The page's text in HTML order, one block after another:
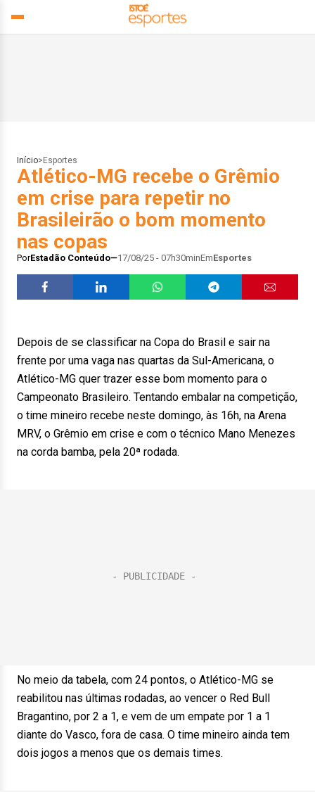
Início> Esportes
Atlético-MG recebe o Grêmio
em crise para repetir no
Brasileirão o bom momento
nas copas
PorEstadão Conteúdo 17/08/25 - 07h30minEmEsportes
Depois de se classificar na Copa do Brasil e sair na
frente por uma vaga nas quartas da Sul-Americana, o
Atlético-MG quer trazer esse bom momento para o
Campeonato Brasileiro. Tentando embalar na competição,
o time mineiro recebe neste domingo, às 16h, na Arena
MRV, o Grêmio em crise e com o técnico Mano Menezes
na corda bamba, pela 20ª rodada.
No meio da tabela, com 24 pontos, o Atlético-MG se
reabilitou nas últimas rodadas, ao vencer o Red Bull
Bragantino, por 2 a 1, e vem de um empate por 1 a 1
diante do Vasco, fora de casa. O time mineiro ainda tem
dois jogos a menos que os demais times.